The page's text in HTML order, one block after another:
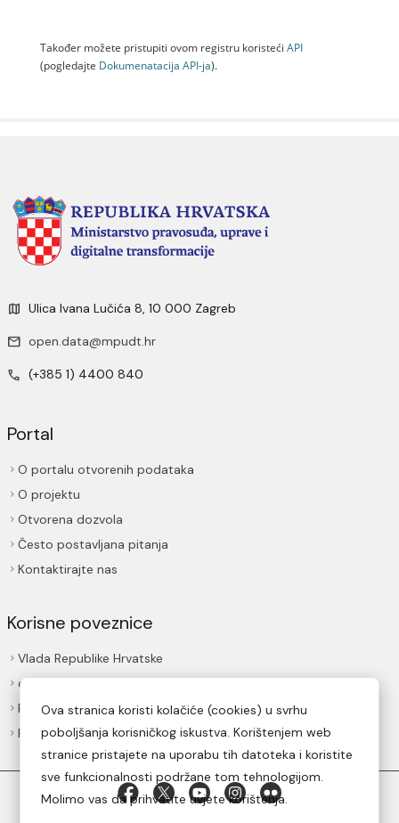
Također možete pristupiti ovom registru koristeći API
(pogledajte Dokumenаtаcijа API-jа).